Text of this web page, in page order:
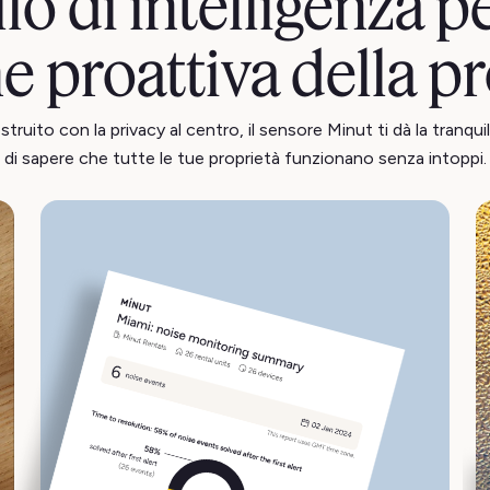
proattiva della
con la privacy al centro, il sensore Minut ti dà la
di sapere che tutte le tue proprietà funzionano senza intoppi.